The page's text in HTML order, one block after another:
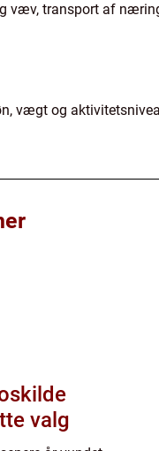
væv, transport af
vægt og
valg